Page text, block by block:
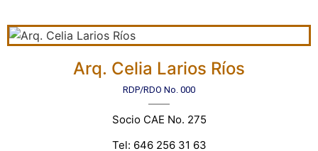
Arq. Celia Larios Ríos
RDP/RDO No. 000
Socio CAE No. 275
Tel: 646 256 31 63